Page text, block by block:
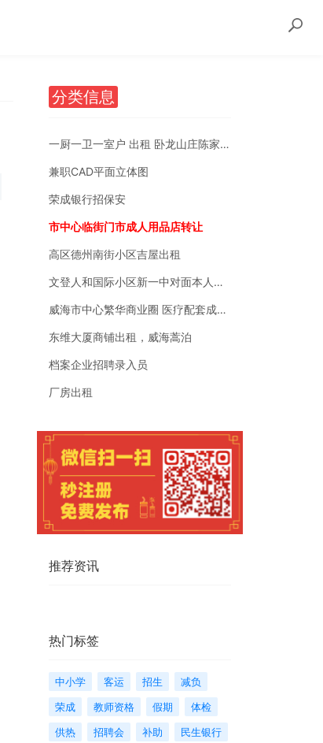
分类信息
一厨一卫一室户 出租 卧龙山庄陈家后沟附近
兼职CAD平面立体图
荣成银行招保安
市中心临街门市成人用品店转让
高区德州南街小区吉屋出租
文登人和国际小区新一中对面本人自有房销售
威海市中心繁华商业圈 医疗配套成熟 南北通透
东维大厦商铺出租，威海蒿泊
档案企业招聘录入员
厂房出租
推荐资讯
热门标签
中小学 客运 招生
减负
荣成
教师资格 假期
体检
供热
招聘会 补助
民生银行